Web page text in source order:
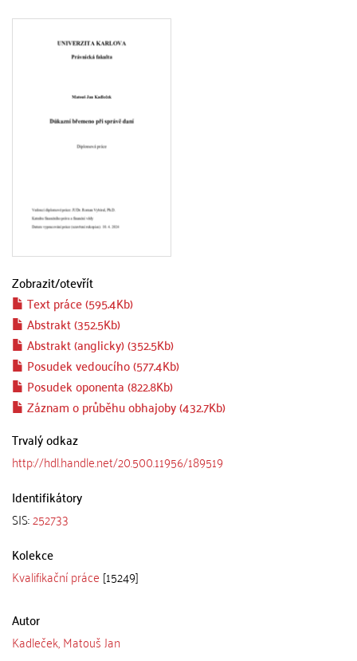
Zobrazit/otevřít
Text práce (595.4Kb)
Abstrakt (352.5Kb)
Abstrakt (anglicky) (352.5Kb)
Posudek vedoucího (577.4Kb)
Posudek oponenta (822.8Kb)
Záznam o průběhu obhajoby (432.7Kb)
Trvalý odkaz
http://hdl.handle.net/20.500.11956/189519
Identifikátory
SIS:252733
Kolekce
Kvalifikační práce [15249]
Autor
Kadleček, Matouš Jan